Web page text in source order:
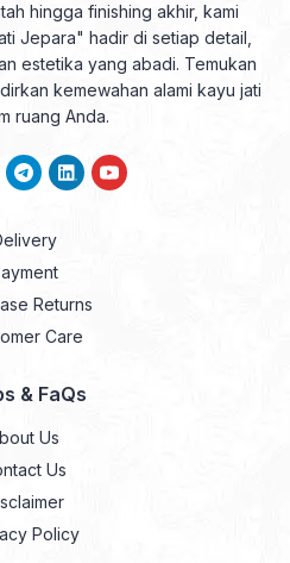
hingga finishing akhir, kami
Jepara" hadir di setiap detail,
estetika yang abadi. Temukan
kemewahan alami kayu jati
ruang Anda.
Returns
Care
& FaQs
Us
Us
Policy